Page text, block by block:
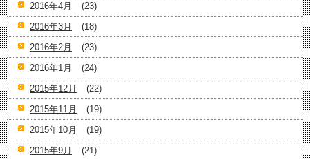
2016年4月
(23)
2016年3月
(18)
2016年2月
(23)
2016年1月
(24)
2015年12月
(22)
2015年11月
(19)
2015年10月
(19)
2015年9月
(21)